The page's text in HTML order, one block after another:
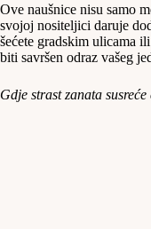
Ove naušnice nisu samo
svojoj nositeljici daruje
šećete gradskim ulicama
biti savršen odraz vašeg
Gdje strast zanata